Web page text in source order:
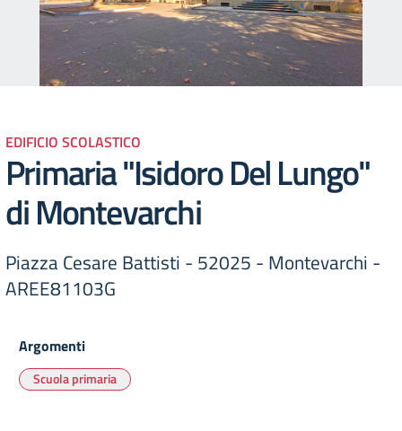
EDIFICIO SCOLASTICO
Primaria "Isidoro Del Lungo"
di Montevarchi
Piazza Cesare Battisti - 52025 - Montevarchi -
AREE81103G
Argomenti
Scuola primaria